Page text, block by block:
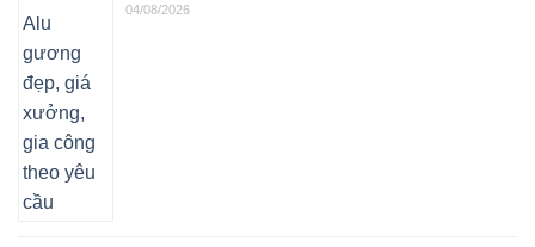
04/08/2026